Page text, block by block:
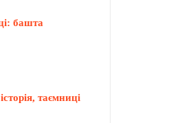
башта
таємниці